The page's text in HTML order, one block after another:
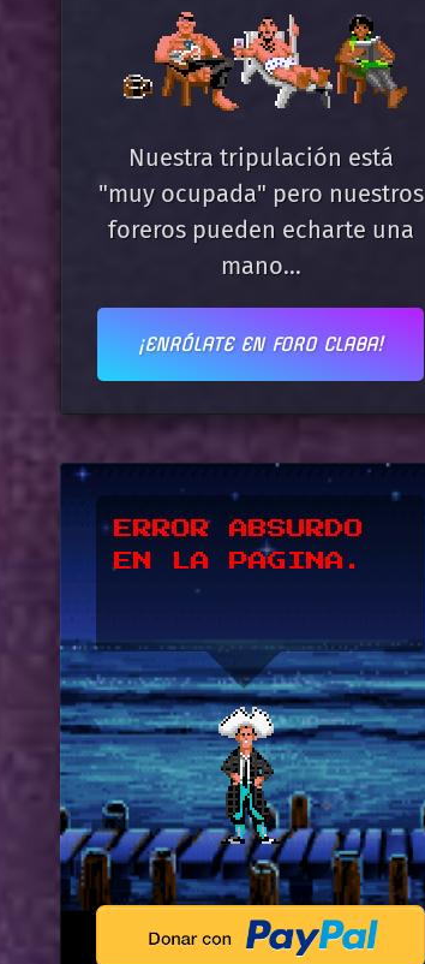
Nuestra tripulación está
"muy ocupada" pero nuestros
foreros pueden echarte una
mano...
¡ENRÓLATE EN FORO CLABA!
*UPSSS*